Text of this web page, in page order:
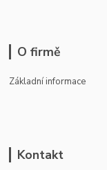
O firmě
Základní informace
Kontakt